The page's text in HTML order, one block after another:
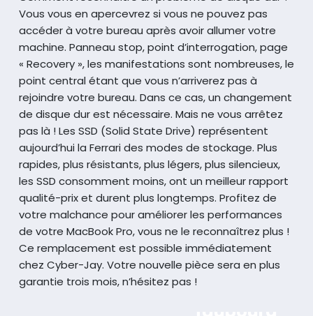
Vous vous en apercevrez si vous ne pouvez pas
accéder à votre bureau après avoir allumer votre
machine. Panneau stop, point d’interrogation, page
« Recovery », les manifestations sont nombreuses, le
point central étant que vous n’arriverez pas à
rejoindre votre bureau. Dans ce cas, un changement
de disque dur est nécessaire. Mais ne vous arrêtez
pas là ! Les SSD (Solid State Drive) représentent
aujourd’hui la Ferrari des modes de stockage. Plus
rapides, plus résistants, plus légers, plus silencieux,
les SSD consomment moins, ont un meilleur rapport
qualité-prix et durent plus longtemps. Profitez de
votre malchance pour améliorer les performances
de votre MacBook Pro, vous ne le reconnaîtrez plus !
Ce remplacement est possible immédiatement
chez Cyber-Jay. Votre nouvelle pièce sera en plus
garantie trois mois, n’hésitez pas !165 rue du